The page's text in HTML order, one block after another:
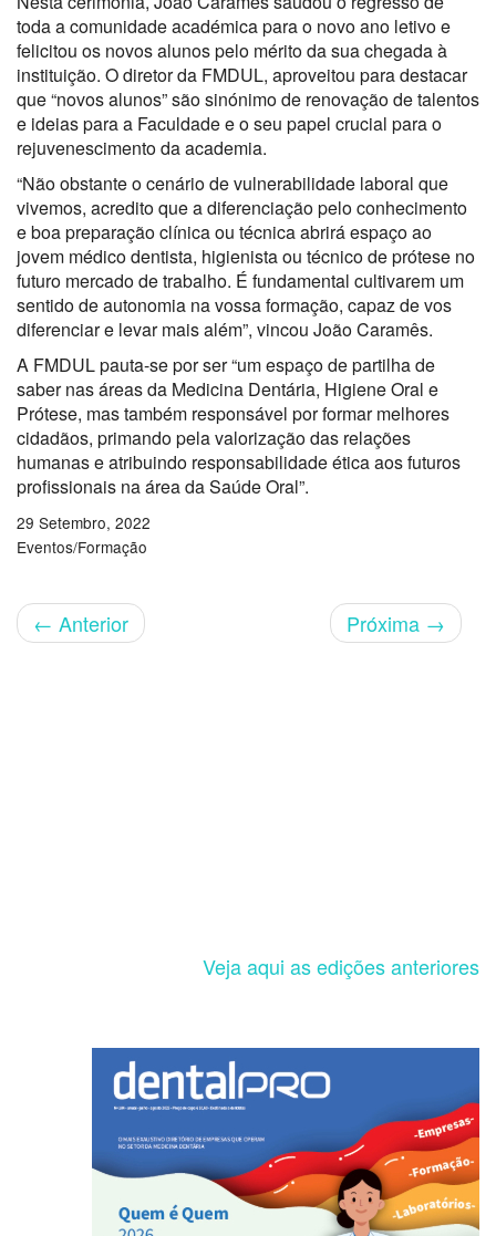
toda a comunidade académica para o novo ano letivo e
felicitou os novos alunos pelo mérito da sua chegada à
instituição. O diretor da FMDUL, aproveitou para destacar
que “novos alunos” são sinónimo de renovação de talentos
e ideias para a Faculdade e o seu papel crucial para o
rejuvenescimento da academia.
“Não obstante o cenário de vulnerabilidade laboral que
vivemos, acredito que a diferenciação pelo conhecimento
e boa preparação clínica ou técnica abrirá espaço ao
jovem médico dentista, higienista ou técnico de prótese no
futuro mercado de trabalho. É fundamental cultivarem um
sentido de autonomia na vossa formação, capaz de vos
diferenciar e levar mais além”, vincou João Caramês.
A FMDUL pauta-se por ser “um espaço de partilha de
saber nas áreas da Medicina Dentária, Higiene Oral e
Prótese, mas também responsável por formar melhores
cidadãos, primando pela valorização das relações
humanas e atribuindo responsabilidade ética aos futuros
profissionais na área da Saúde Oral”.
29 Setembro, 2022
Eventos/Formação
← Anterior Próxima →
Veja aqui as edições anteriores